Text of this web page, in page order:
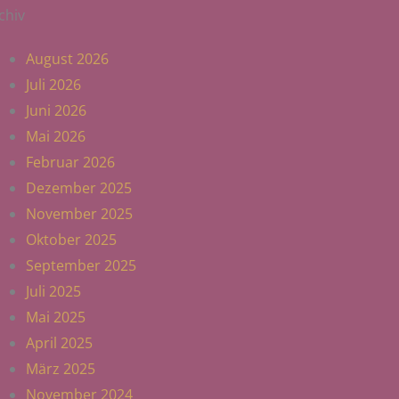
August 2026
Juli 2026
Juni 2026
Mai 2026
Februar 2026
Dezember 2025
November 2025
Oktober 2025
September 2025
Juli 2025
Mai 2025
April 2025
März 2025
November 2024